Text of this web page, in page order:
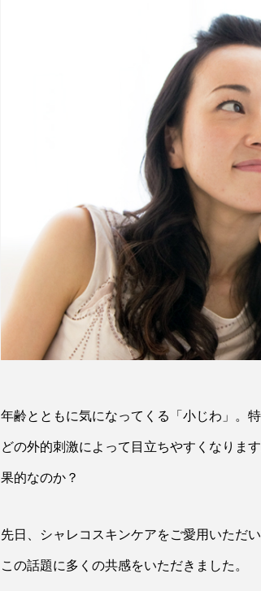
年齢とともに気になってくる「小じわ」。
どの外的刺激によって目立ちやすくなりま
果的なのか？
先日、シャレコスキンケアをご愛用いただ
この話題に多くの共感をいただきました。